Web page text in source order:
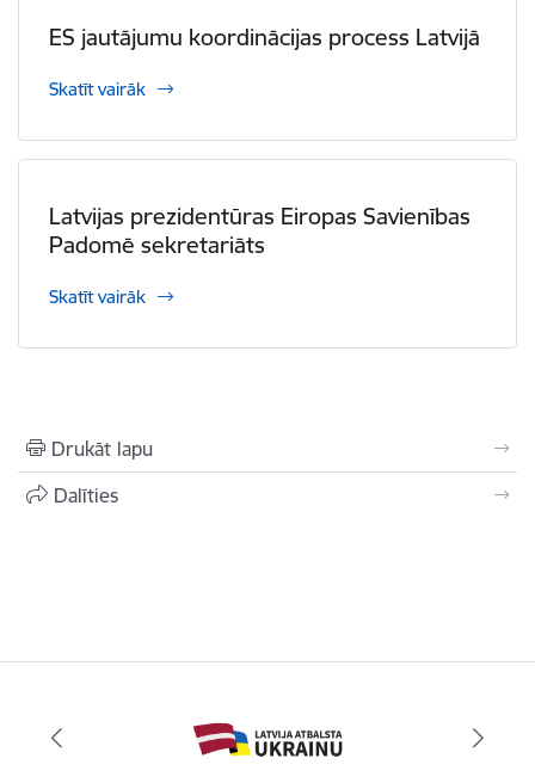
ES jautājumu koordinācijas process Latvijā
Skatīt vairāk
Latvijas prezidentūras Eiropas Savienības
Padomē sekretariāts
Skatīt vairāk
Drukāt lapu
Dalīties